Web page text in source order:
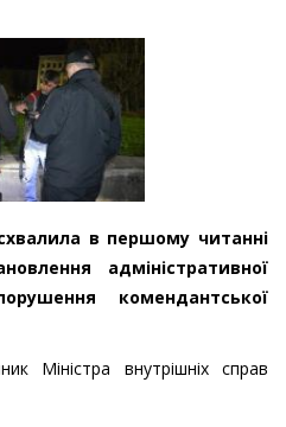
в першому читанні
адміністративної
комендантської
Міністра внутрішніх справ